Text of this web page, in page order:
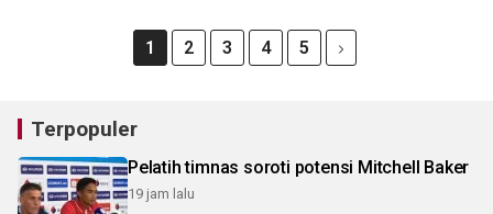
1 2 3 4 5
Terpopuler
Pelatih timnas soroti potensi Mitchell Baker
19 jam lalu